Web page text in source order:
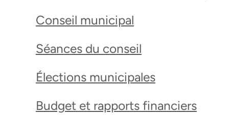
Conseil municipal
Séances du conseil
Élections municipales
Budget et rapports financiers